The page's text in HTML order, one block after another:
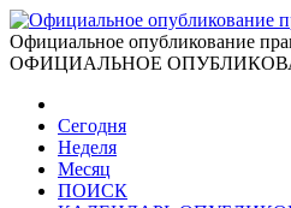
Официальное опубликование
ОФИЦИАЛЬНОЕ
Сегодня
Неделя
Месяц
ПОИСК